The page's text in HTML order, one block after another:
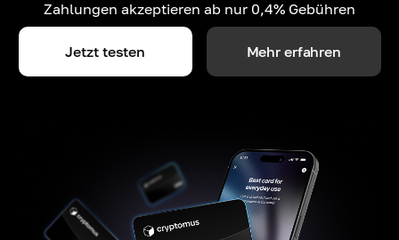
Zahlungen akzeptieren ab nur 0,4% Gebühren
Jetzt testen Mehr erfahren